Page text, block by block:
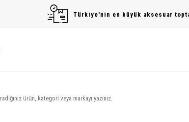
Türkiye'nin en büyük aksesuar